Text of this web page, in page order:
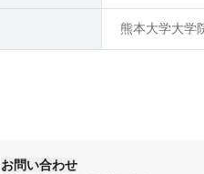
熊本大学大学
お問い合わせ